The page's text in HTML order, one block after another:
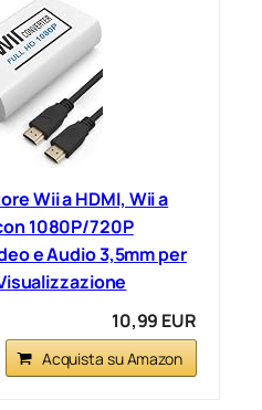
Wii a HDMI, Wii a
1080P/720P
e Audio 3,5mm per
10,99 EUR
Acquista su Amazon